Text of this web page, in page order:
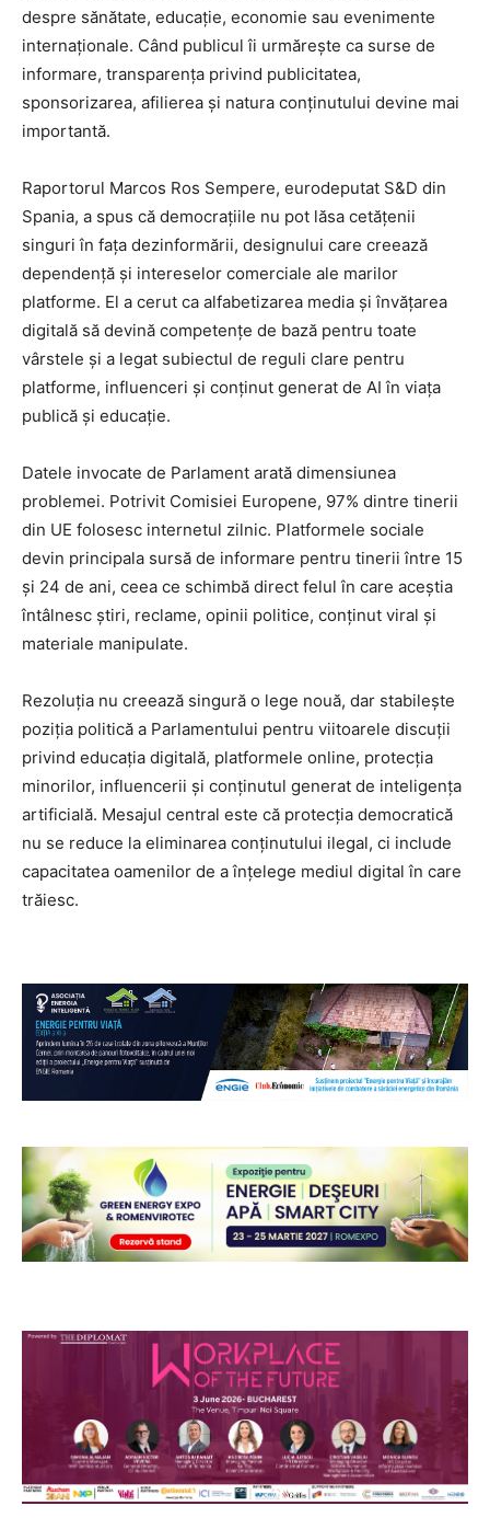
despre sănătate, educație, economie sau evenimente
internaționale. Când publicul îi urmărește ca surse de
informare, transparența privind publicitatea,
sponsorizarea, afilierea și natura conținutului devine mai
importantă.
Raportorul Marcos Ros Sempere, eurodeputat S&D din
Spania, a spus că democrațiile nu pot lăsa cetățenii
singuri în fața dezinformării, designului care creează
dependență și intereselor comerciale ale marilor
platforme. El a cerut ca alfabetizarea media și învățarea
digitală să devină competențe de bază pentru toate
vârstele și a legat subiectul de reguli clare pentru
platforme, influenceri și conținut generat de AI în viața
publică și educație.
Datele invocate de Parlament arată dimensiunea
problemei. Potrivit Comisiei Europene, 97% dintre tinerii
din UE folosesc internetul zilnic. Platformele sociale
devin principala sursă de informare pentru tinerii între 15
și 24 de ani, ceea ce schimbă direct felul în care aceștia
întâlnesc știri, reclame, opinii politice, conținut viral și
materiale manipulate.
Rezoluția nu creează singură o lege nouă, dar stabilește
poziția politică a Parlamentului pentru viitoarele discuții
privind educația digitală, platformele online, protecția
minorilor, influencerii și conținutul generat de inteligența
artificială. Mesajul central este că protecția democratică
nu se reduce la eliminarea conținutului ilegal, ci include
capacitatea oamenilor de a înțelege mediul digital în care
trăiesc.